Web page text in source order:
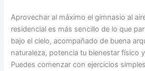
Aprovechar al máximo el gimnasio al
residencial es más sencillo de lo que
bajo el cielo, acompañado de buena
naturaleza, potencia tu bienestar físico
Puedes comenzar con ejercicios